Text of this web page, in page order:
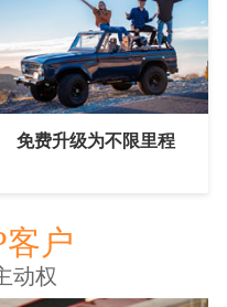
免费升级为不限里程
户
动权